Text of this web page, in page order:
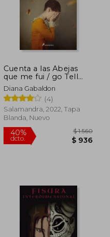
Cuenta a las Abejas
que me fui / go Tell
the Bees That i'm
Gone (Forastera)
(Spanish Edition) [Soft
Cover ]
Diana Gabaldon
(4)
Salamandra, 2022, Tapa
Blanda, Nuevo
40%
dcto.